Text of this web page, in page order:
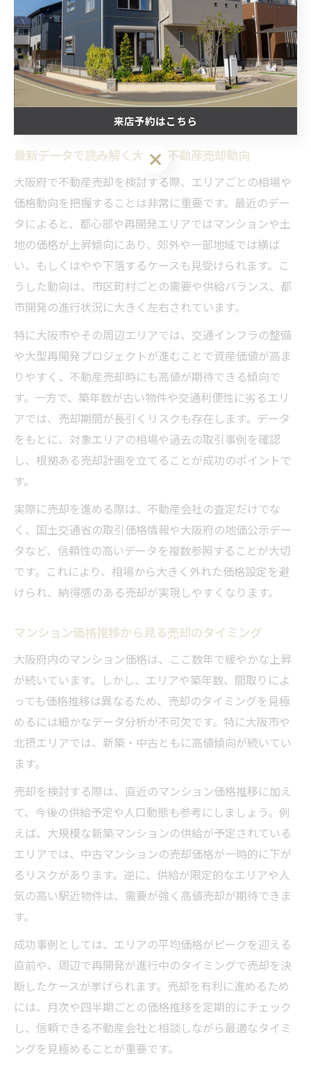
最新データが示す大阪の不動産価
格
推移
最新データで読み解く大阪の不動産売却動向
大阪府で不動産売却を検討する際、エリアごとの相場や
価格動向を把握することは非常に重要です。最近のデー
タによると、都心部や再開発エリアではマンションや土
地の価格が上昇傾向にあり、郊外や一部地域では横ば
い、もしくはやや下落するケースも見受けられます。こ
うした動向は、市区町村ごとの需要や供給バランス、都
市開発の進行状況に大きく左右されています。
特に大阪市やその周辺エリアでは、交通インフラの整備
や大型再開発プロジェクトが進むことで資産価値が高ま
りやすく、不動産売却時にも高値が期待できる傾向で
す。一方で、築年数が古い物件や交通利便性に劣るエリ
アでは、売却期間が長引くリスクも存在します。データ
をもとに、対象エリアの相場や過去の取引事例を確認
し、根拠ある売却計画を立てることが成功のポイントで
す。
実際に売却を進める際は、不動産会社の査定だけでな
く、国土交通省の取引価格情報や大阪府の地価公示デー
タなど、信頼性の高いデータを複数参照することが大切
です。これにより、相場から大きく外れた価格設定を避
けられ、納得感のある売却が実現しやすくなります。
マンション価格推移から見る売却のタイミング
大阪府内のマンション価格は、ここ数年で緩やかな上昇
が続いています。しかし、エリアや築年数、間取りによ
っても価格推移は異なるため、売却のタイミングを見極
めるには細かなデータ分析が不可欠です。特に大阪市や
北摂エリアでは、新築・中古ともに高値傾向が続いてい
ます。
売却を検討する際は、直近のマンション価格推移に加え
て、今後の供給予定や人口動態も参考にしましょう。例
えば、大規模な新築マンションの供給が予定されている
エリアでは、中古マンションの売却価格が一時的に下が
るリスクがあります。逆に、供給が限定的なエリアや人
気の高い駅近物件は、需要が強く高値売却が期待できま
す。
成功事例としては、エリアの平均価格がピークを迎える
直前や、周辺で再開発が進行中のタイミングで売却を決
断したケースが挙げられます。売却を有利に進めるため
には、月次や四半期ごとの価格推移を定期的にチェック
し、信頼できる不動産会社と相談しながら最適なタイミ
ングを見極めることが重要です。
来店予約はこちら
来店予約はこちら